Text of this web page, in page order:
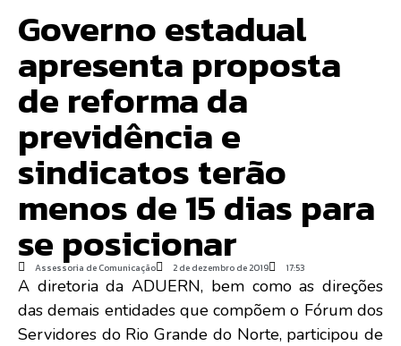
Governo estadual
apresenta proposta
de reforma da
previdência e
sindicatos terão
menos de 15 dias para
se posicionar
Assessoria de Comunicação 2 de dezembro de 2019 17:53
A diretoria da ADUERN, bem como as direções
das demais entidades que compõem o Fórum dos
Servidores do Rio Grande do Norte, participou de